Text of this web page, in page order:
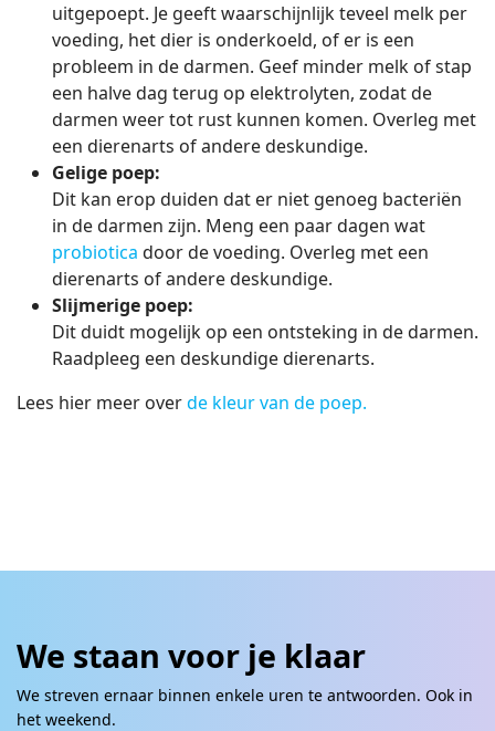
uitgepoept. Je geeft waarschijnlijk teveel melk per
voeding, het dier is onderkoeld, of er is een
probleem in de darmen. Geef minder melk of stap
een halve dag terug op elektrolyten, zodat de
darmen weer tot rust kunnen komen. Overleg met
een dierenarts of andere deskundige.
Gelige poep:
Dit kan erop duiden dat er niet genoeg bacteriën
in de darmen zijn. Meng een paar dagen wat
probiotica door de voeding. Overleg met een
dierenarts of andere deskundige.
Slijmerige poep:
Dit duidt mogelijk op een ontsteking in de darmen.
Raadpleeg een deskundige dierenarts.
Lees hier meer overde kleur van de poep.
We staan voor je klaar
We streven ernaar binnen enkele uren te antwoorden. Ook in
het weekend.